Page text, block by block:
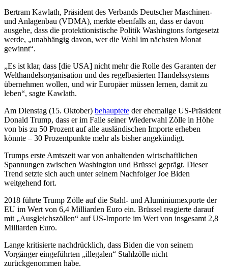
Bertram Kawlath, Präsident des Verbands Deutscher Maschinen-
und Anlagenbau (VDMA), merkte ebenfalls an, dass er davon
ausgehe, dass die protektionistische Politik Washingtons fortgesetzt
werde, „unabhängig davon, wer die Wahl im nächsten Monat
gewinnt“.
„Es ist klar, dass [die USA] nicht mehr die Rolle des Garanten der
Welthandelsorganisation und des regelbasierten Handelssystems
übernehmen wollen, und wir Europäer müssen lernen, damit zu
leben“, sagte Kawlath.
Am Dienstag (15. Oktober) behauptete der ehemalige US-Präsident
Donald Trump, dass er im Falle seiner Wiederwahl Zölle in Höhe
von bis zu 50 Prozent auf alle ausländischen Importe erheben
könnte – 30 Prozentpunkte mehr als bisher angekündigt.
Trumps erste Amtszeit war von anhaltenden wirtschaftlichen
Spannungen zwischen Washington und Brüssel geprägt. Dieser
Trend setzte sich auch unter seinem Nachfolger Joe Biden
weitgehend fort.
2018 führte Trump Zölle auf die Stahl- und Aluminiumexporte der
EU im Wert von 6,4 Milliarden Euro ein. Brüssel reagierte darauf
mit „Ausgleichszöllen“ auf US-Importe im Wert von insgesamt 2,8
Milliarden Euro.
Lange kritisierte nachdrücklich, dass Biden die von seinem
Vorgänger eingeführten „illegalen“ Stahlzölle nicht
zurückgenommen habe.